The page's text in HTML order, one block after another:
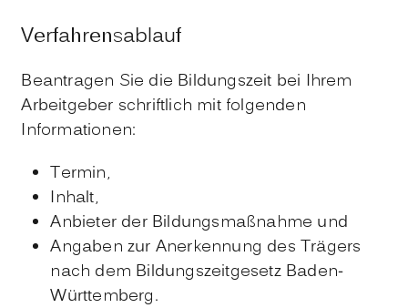
Verfahrensablauf
Beantragen Sie die Bildungszeit bei Ihrem
Arbeitgeber schriftlich mit folgenden
Informationen:
Termin,
Inhalt,
Anbieter der Bildungsmaßnahme und
Angaben zur Anerkennung des Trägers
nach dem Bildungszeitgesetz Baden-
Württemberg.